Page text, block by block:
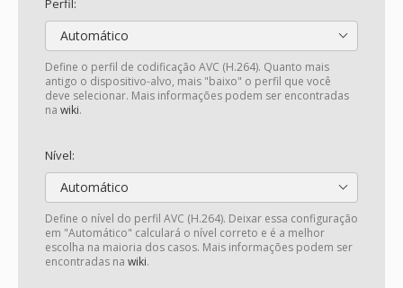
Perfil:
Automático
Define o perfil de codificação AVC (H.264). Quanto mais
antigo o dispositivo-alvo, mais "baixo" o perfil que você
deve selecionar. Mais informações podem ser encontradas
na wiki.
Nível:
Automático
Define o nível do perfil AVC (H.264). Deixar essa configuração
em "Automático" calculará o nível correto e é a melhor
escolha na maioria dos casos. Mais informações podem ser
encontradas na wiki.